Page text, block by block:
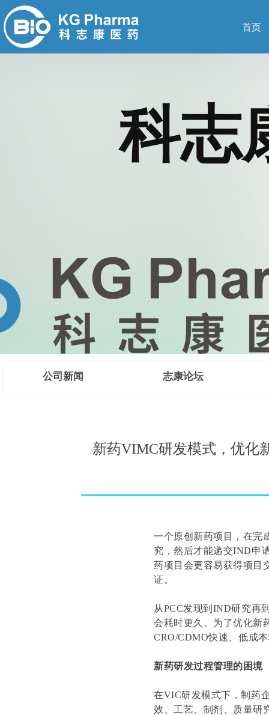
首页
新药VIMC研发模式，优化
一个原创新药项目，在完
究，然后才能递交IND申
药项目会更容易获得项目
证。
从PCC发现到IND研究再
会耗时更久。为了优化新
CRO/CDMO快速、低成
新药研发过程管理的困境
在VIC研发模式下，制药
效、工艺、制剂、质量研
科志
CMC法规咨
公司新闻 志康论坛